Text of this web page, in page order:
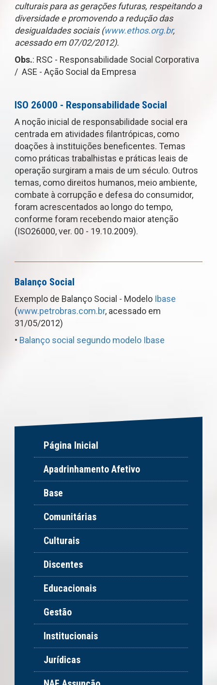
culturais para as gerações futuras, respeitando a
diversidade e promovendo a redução das
desigualdades sociais (www.ethos.org.br,
acessado em 07/02/2012).
Obs.: RSC - Responsabilidade Social Corporativa
/ ASE - Ação Social da Empresa
ISO 26000 - Responsabilidade Social
A noção inicial de responsabilidade social era
centrada em atividades filantrópicas, como
doações à instituições beneficentes. Temas
como práticas trabalhistas e práticas leais de
operação surgiram a mais de um século. Outros
temas, como direitos humanos, meio ambiente,
combate à corrupção e defesa do consumidor,
foram acrescentados ao longo do tempo,
conforme foram recebendo maior atenção
(ISO26000, ver. 00 - 19.10.2009).
Balanço Social
Exemplo de Balanço Social - Modelo Ibase
(www.petrobras.com.br, acessado em
31/05/2012)
• Balanço social segundo modelo Ibase
Página Inicial
Apadrinhamento Afetivo
Base
Comunitárias
Culturais
Discentes
Educacionais
Gestão
Institucionais
Jurídicas